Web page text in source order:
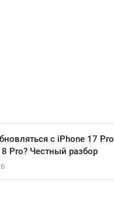
с iPhone 17 Pro
Pro? Честный разбор